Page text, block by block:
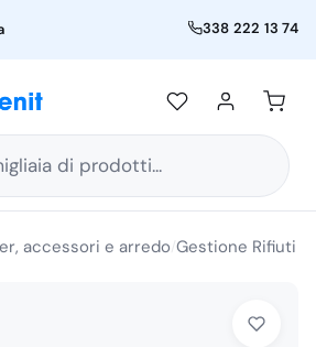
338 222 13 74
di prodotti...
accessori e arredo Gestione Rifiuti e